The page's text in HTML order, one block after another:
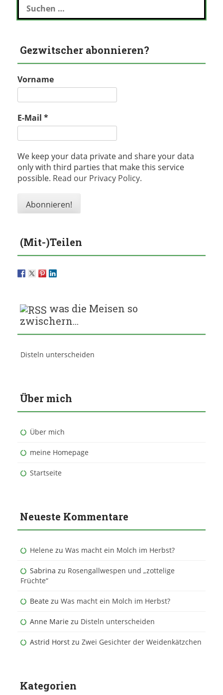
nach:
Gezwitscher abonnieren?
Vorname
E-Mail *
We keep your data private and share your data
only with third parties that make this service
possible. Read our Privacy Policy.
(Mit-)Teilen
was die Meisen so
zwischern…
Disteln unterscheiden
Über mich
Über mich
meine Homepage
Startseite
Neueste Kommentare
Helene zu Was macht ein Molch im Herbst?
Sabrina zu Rosengallwespen und „zottelige
Früchte“
Beate zu Was macht ein Molch im Herbst?
Anne Marie zu Disteln unterscheiden
Astrid Horst zu Zwei Gesichter der Weidenkätzchen
Kategorien